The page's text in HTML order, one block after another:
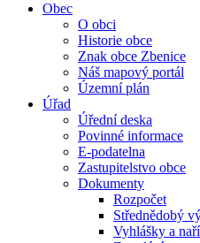
Obec
O obci
Historie obce
Znak obce Zbenice
Náš mapový portál
Územní plán
Úřad
Úřední deska
Povinné informace
E-podatelna
Zastupitelstvo obce
Dokumenty
Rozpočet
Střednědobý
Vyhlášky a